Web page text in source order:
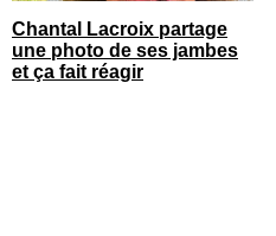
Chantal Lacroix partage
une photo de ses jambes
et ça fait réagir